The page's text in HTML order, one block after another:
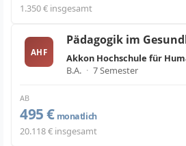
1.350 € insgesamt
AHF
Pädagogik im
Akkon Hochschule für
B.A. · 7 Semester
AB
495 € monatlich
20.118 € insgesamt